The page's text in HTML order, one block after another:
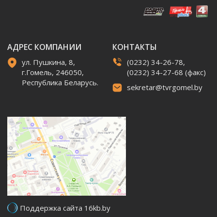
АДРЕС КОМПАНИИ
ул. Пушкина, 8,
г.Гомель, 246050,
Республика Беларусь.
КОНТАКТЫ
(0232) 34-26-78,
(0232) 34-27-68 (факс)
sekretar@tvrgomel.by
Поддержка сайта 16kb.by